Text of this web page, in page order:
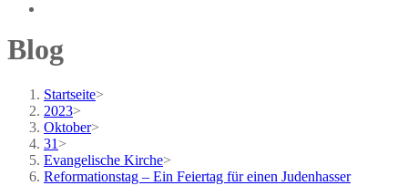
Blog
Startseite>
2023>
Oktober>
31 >
Evangelische Kirche>
Reformationstag – Ein Feiertag für einen Judenhasser